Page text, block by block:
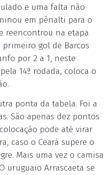
e uma falta não
em pênalti para o
reencontrou na etapa
gol de Barcos
por 2 a 1, neste
14ª rodada, coloca o
ponta da tabela. Foi a
São apenas dez pontos
pode até virar
caso o Ceará supere o
Mais uma vez o camisa
uruguaio Arrascaeta se